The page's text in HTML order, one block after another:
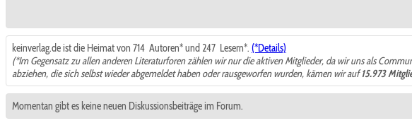
keinverlag.de ist die Heimat von 714 Autoren* und 247 Lesern*. (*Details)
(*Im Gegensatz zu allen anderen Literaturforen zählen wir nur die aktiven Mitglieder, da wir uns als
abziehen, die sich selbst wieder abgemeldet haben oder rausgeworfen wurden, kämen wir auf15.973
Momentan gibt es keine neuen Diskussionsbeiträge im Forum.